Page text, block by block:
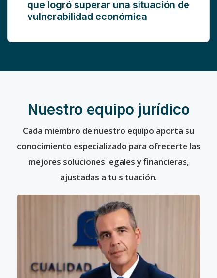
que logró superar una situación de
vulnerabilidad económica
Nuestro equipo jurídico
Cada miembro de nuestro equipo aporta su
conocimiento especializado para ofrecerte las
mejores soluciones legales y financieras,
ajustadas a tu situación.